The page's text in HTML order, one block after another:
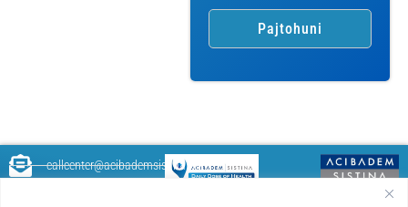
callcenter@acibademsistina.mk